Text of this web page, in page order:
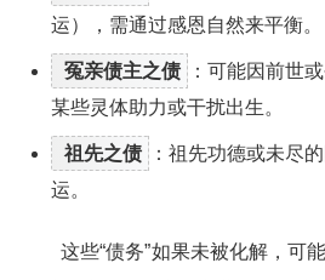
运），需通过感恩自然来平衡。
冤亲债主之债
：可能因前世
某些灵体助力或干扰出生。
祖先之债
：祖先功德或未尽
运。
这些“债务”如果未被化解，可